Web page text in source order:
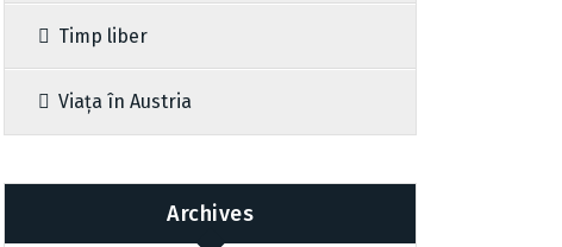
Timp liber
Viața în Austria
Archives